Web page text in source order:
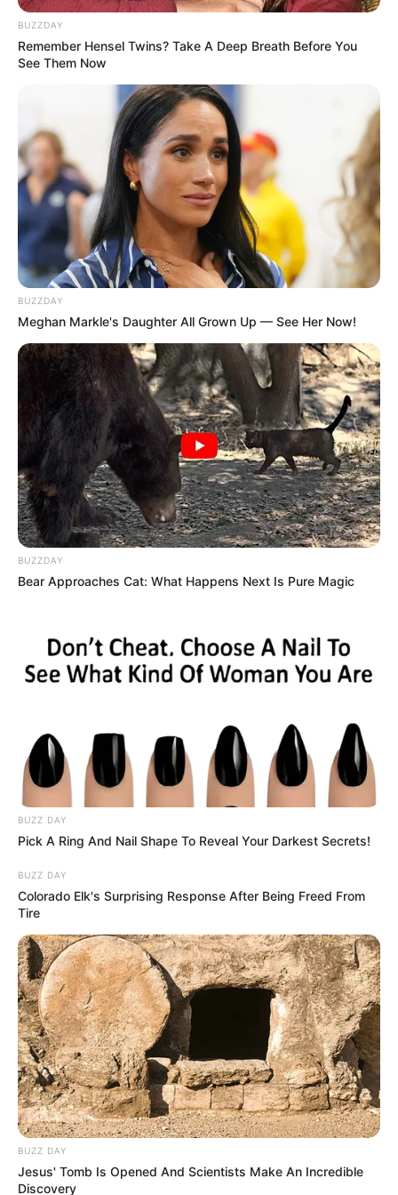
LIHAT ARTIKEL LAINNYA
Kang Solah from Kang
Mak x Nenek Gayung
Tukar Takdir
Sukma
Dia Bukan Ibu Darah Nyai
BUZZDAY
Remember Hensel Twins? Take A Deep Breath Before You
See Them Now
BUZZDAY
Meghan Markle's Daughter All Grown Up — See Her Now!
BUZZDAY
Bear Approaches Cat: What Happens Next Is Pure Magic
BUZZ DAY
Pick A Ring And Nail Shape To Reveal Your Darkest Secrets!
BUZZ DAY
Colorado Elk's Surprising Response After Being Freed From
Tire
BUZZ DAY
Jesus' Tomb Is Opened And Scientists Make An Incredible
Discovery